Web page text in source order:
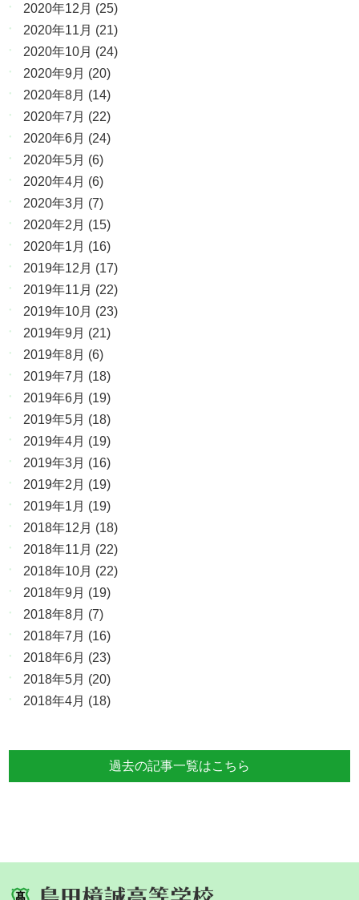
2020年12月 (25)
2020年11月 (21)
2020年10月 (24)
2020年9月 (20)
2020年8月 (14)
2020年7月 (22)
2020年6月 (24)
2020年5月 (6)
2020年4月 (6)
2020年3月 (7)
2020年2月 (15)
2020年1月 (16)
2019年12月 (17)
2019年11月 (22)
2019年10月 (23)
2019年9月 (21)
2019年8月 (6)
2019年7月 (18)
2019年6月 (19)
2019年5月 (18)
2019年4月 (19)
2019年3月 (16)
2019年2月 (19)
2019年1月 (19)
2018年12月 (18)
2018年11月 (22)
2018年10月 (22)
2018年9月 (19)
2018年8月 (7)
2018年7月 (16)
2018年6月 (23)
2018年5月 (20)
2018年4月 (18)
過去の記事一覧はこちら